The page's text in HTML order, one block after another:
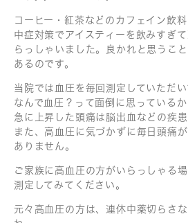
コーヒー・紅茶などのカフェイン飲
中症対策でアイスティーを飲みすぎ
らっしゃいました。良かれと思うこ
あるのです。
当院では血圧を毎回測定していただ
なんで血圧？って面倒に思っている
急に上昇した頭痛は脳出血などの疾
また、高血圧に気づかずに毎日頭痛
ありません。
ご家族に高血圧の方がいらっしゃる
測定してみてください。
元々高血圧の方は、連休中薬切らさ